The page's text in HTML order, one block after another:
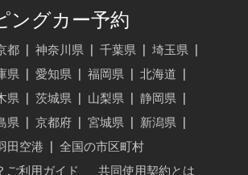
ングカー予約
都 神奈川県 千葉県 埼玉県
県 愛知県 福岡県 北海道
県 茨城県 山梨県 静岡県
県 京都府 宮城県 新潟県
田空港
全国の市区町村
ご利用ガイド
共同使用契約とは